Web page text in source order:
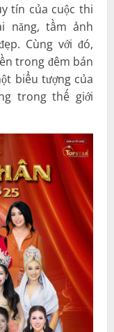
tín của cuộc thi
năng, tầm ảnh
Cùng với đó,
trong đêm bán
biểu tượng của
trong thế giới